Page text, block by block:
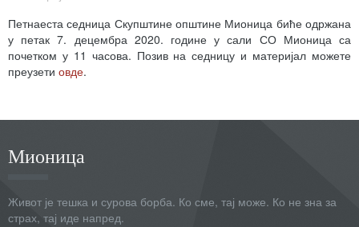
Петнаеста седница Скупштине општине Мионица биће одржана
у петак 7. децембра 2020. године у сали СО Мионица са
почетком у 11 часова. Позив на седницу и материјал можете
преузети овде.
Мионица
Живот је тешка и сурова борба. Ко сме, тај може. Ко не зна за
страх, тај иде напред.